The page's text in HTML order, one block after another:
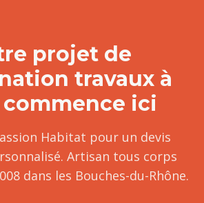
projet de
travauxà
commence ici
Habitat pour un devis
Artisan tous corps
dans les Bouches-du-Rhône.